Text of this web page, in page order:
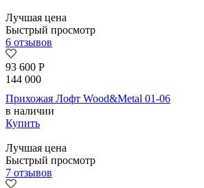
Лучшая цена
Быстрый просмотр
6 отзывов
93 600 Р
144 000
Прихожая Лофт Wood&Metal 01-06
в наличии
Купить
Лучшая цена
Быстрый просмотр
7 отзывов